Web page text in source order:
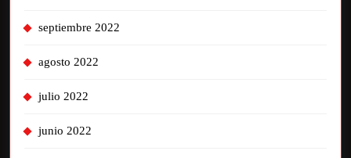
septiembre 2022
agosto 2022
julio 2022
junio 2022